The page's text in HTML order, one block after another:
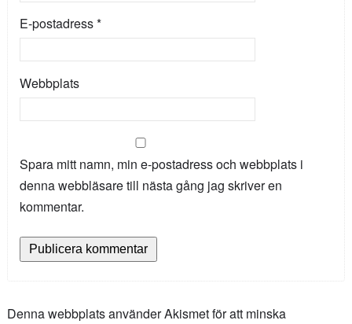
E-postadress*
Webbplats
Spara mitt namn, min e-postadress och webbplats i
denna webbläsare till nästa gång jag skriver en
kommentar.
Denna webbplats använder Akismet för att minska